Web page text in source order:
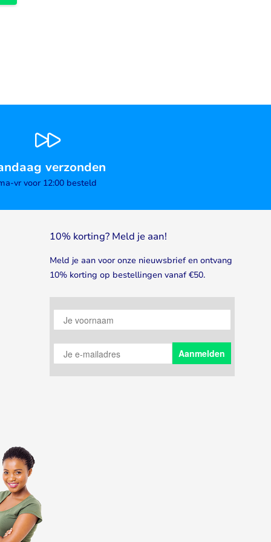
verzonden
vr voor 12:00 besteld
10% korting? Meld je aan!
Meld je aan voor onze nieuwsbrief en ontvang
10% korting op bestellingen vanaf €50.
Je voornaam
Je e-mailadres Aanmelden